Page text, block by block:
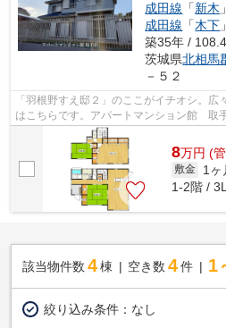
成田線 「新木
成田線 「木下
築35年 /
茨城県北相馬
－５２
「羽根野すえ邸２」のここがイチオシ。
はこちらです。アパートマンション館 取
戸建てを求めるなら、0297-72-1181か...
8万円 (
敷金 1ヶ
1-2階 /
該当物件数 4棟 空き数 4 件 1
絞り込み条件： なし